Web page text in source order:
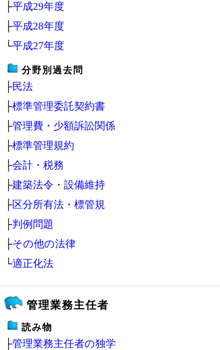
├平成29年度
├平成28年度
└平成27年度
分野別過去問
├民法
├標準管理委託契約書
├管理費・少額訴訟関係
├標準管理規約
├会計・税務
├建築法令・設備維持
├区分所有法・標管規
├判例問題
├その他の法律
└適正化法
管理業務主任者
読み物
├管理業務主任者の独学